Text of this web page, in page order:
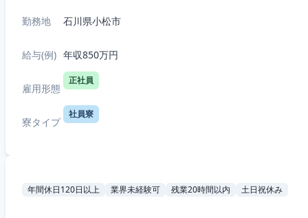
勤務地 石川県小松市
給与(例) 年収850万円
雇用形態
正社員
寮タイプ
社員寮
年間休日120日以上 業界未経験可 残業20時間以内 土日祝休み